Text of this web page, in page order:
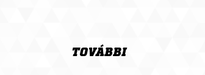
TOVÁBBI